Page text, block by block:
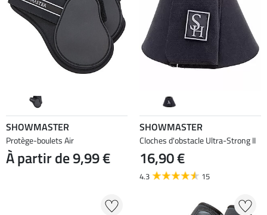
SHOWMASTER
Protège-boulets Air
À partir de 9,99 €
SHOWMASTER
Cloches d'obstacle Ultra-Strong II
16,90 €
4.3 15